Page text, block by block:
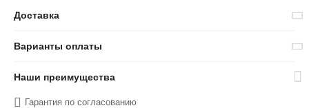
Доставка
Варианты оплаты
Наши преимущества
Гарантия по согласованию